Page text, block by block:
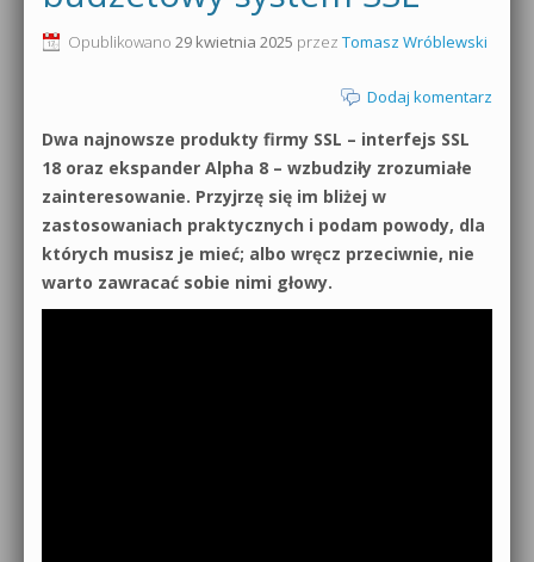
Produkcja muzyczna od podstaw
Sound Forge od podstaw
Dubstep z syntezatorem Massive
Kontakt 5 Kompendium
0dB.pl - informacje
Materiały dla mediów
Archiwum aktualności
Polityka prywatności
Regulamin
Opublikowano 29 kwietnia 2025 przez Tomasz Wróblewski
Dodaj komentarz
Dwa najnowsze produkty firmy SSL – interfejs SSL
18 oraz ekspander Alpha 8 – wzbudziły zrozumiałe
zainteresowanie. Przyjrzę się im bliżej w
zastosowaniach praktycznych i podam powody, dla
których musisz je mieć; albo wręcz przeciwnie, nie
warto zawracać sobie nimi głowy.